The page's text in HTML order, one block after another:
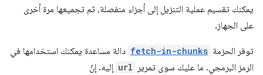
يمكنك تقسيم عملية التنزيل إلى أجزاء منفصلة، ثم تجميعها مرة أخرى
على الجهاز.
توفر الحزمة fetch-in-chunks دالة مساعدة يمكنك استخدامها في
الرمز البرمجي. ما عليك سوى تمرير
url إليه. إنّ